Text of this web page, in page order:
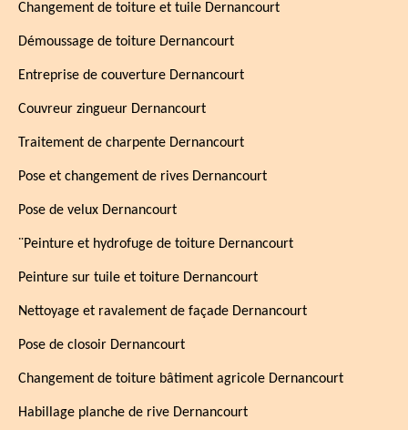
Changement de toiture et tuile Dernancourt
Démoussage de toiture Dernancourt
Entreprise de couverture Dernancourt
Couvreur zingueur Dernancourt
Traitement de charpente Dernancourt
Pose et changement de rives Dernancourt
Pose de velux Dernancourt
¨Peinture et hydrofuge de toiture Dernancourt
Peinture sur tuile et toiture Dernancourt
Nettoyage et ravalement de façade Dernancourt
Pose de closoir Dernancourt
Changement de toiture bâtiment agricole Dernancourt
Habillage planche de rive Dernancourt